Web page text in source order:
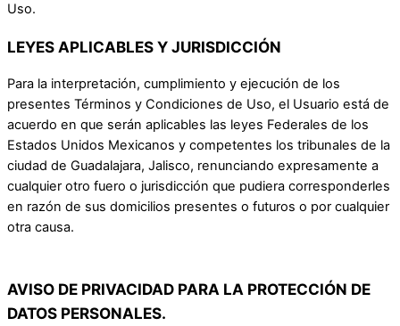
Uso.
LEYES APLICABLES Y JURISDICCIÓN
Para la interpretación, cumplimiento y ejecución de los
presentes Términos y Condiciones de Uso, el Usuario está de
acuerdo en que serán aplicables las leyes Federales de los
Estados Unidos Mexicanos y competentes los tribunales de la
ciudad de Guadalajara, Jalisco, renunciando expresamente a
cualquier otro fuero o jurisdicción que pudiera corresponderles
en razón de sus domicilios presentes o futuros o por cualquier
otra causa.
AVISO DE PRIVACIDAD PARA LA PROTECCIÓN DE
DATOS PERSONALES.